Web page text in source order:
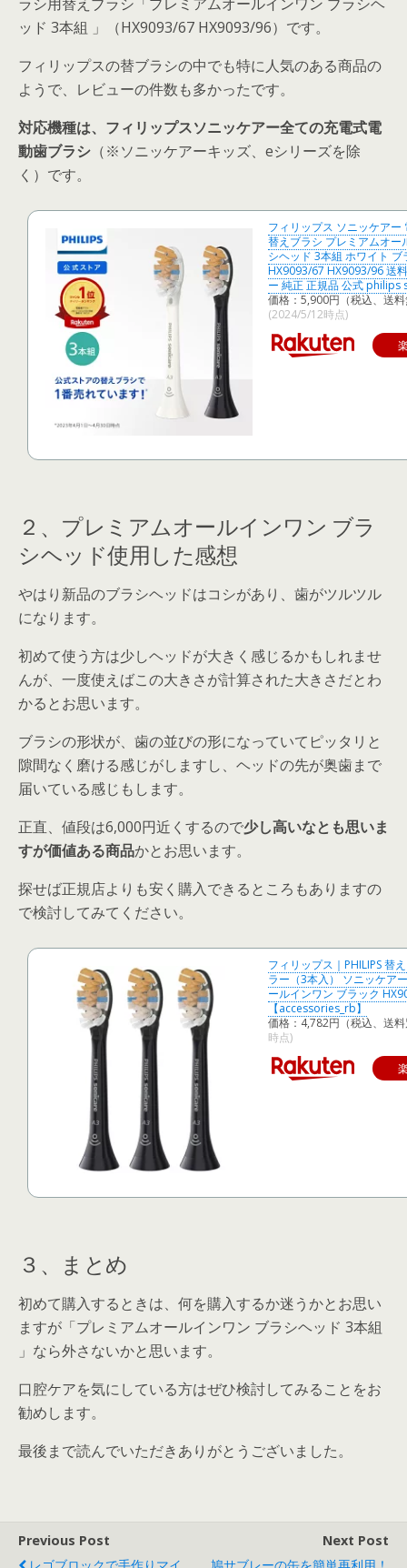
ッド 3本組 」（HX9093/67 HX9093/96）です。
フィリップスの替ブラシの中でも特に人気のある商品の
ようで、レビューの件数も多かったです。
対応機種は、フィリップスソニッケアー全ての充電式電
動歯ブラシ （※ソニッケアーキッズ、eシリーズを除
く）です。
フィリップス ソニッケアー
替えブラシ プレミアムオー
シヘッド 3本組 ホワイト ブ
HX9093/67 HX9093/96 送
ー 純正 正規品 公式 philips
価格：5,900円（税込、送
(2024/5/12時点)
２、プレミアムオールインワン ブラ
シヘッド使用した感想
やはり新品のブラシヘッドはコシがあり、歯がツルツル
になります。
初めて使う方は少しヘッドが大きく感じるかもしれませ
んが、一度使えばこの大きさが計算された大きさだとわ
かるとお思います。
ブラシの形状が、歯の並びの形になっていてピッタリと
隙間なく磨ける感じがしますし、ヘッドの先が奥歯まで
届いている感じもします。
正直、値段は6,000円近くするので少し高いなとも思いま
すが価値ある商品かとお思います。
探せば正規店よりも安く購入できるところもありますの
で検討してみてください。
フィリップス｜PHILIPS 替
ラー（3本入） ソニッケア
ールインワン ブラック
【accessories_rb】
価格：4,782円（税込、送料
時点)
３、まとめ
初めて購入するときは、何を購入するか迷うかとお思い
ますが「プレミアムオールインワン ブラシヘッド 3本組
」なら外さないかと思います。
口腔ケアを気にしている方はぜひ検討してみることをお
勧めします。
最後まで読んでいただきありがとうございました。
Previous Post
Next Post